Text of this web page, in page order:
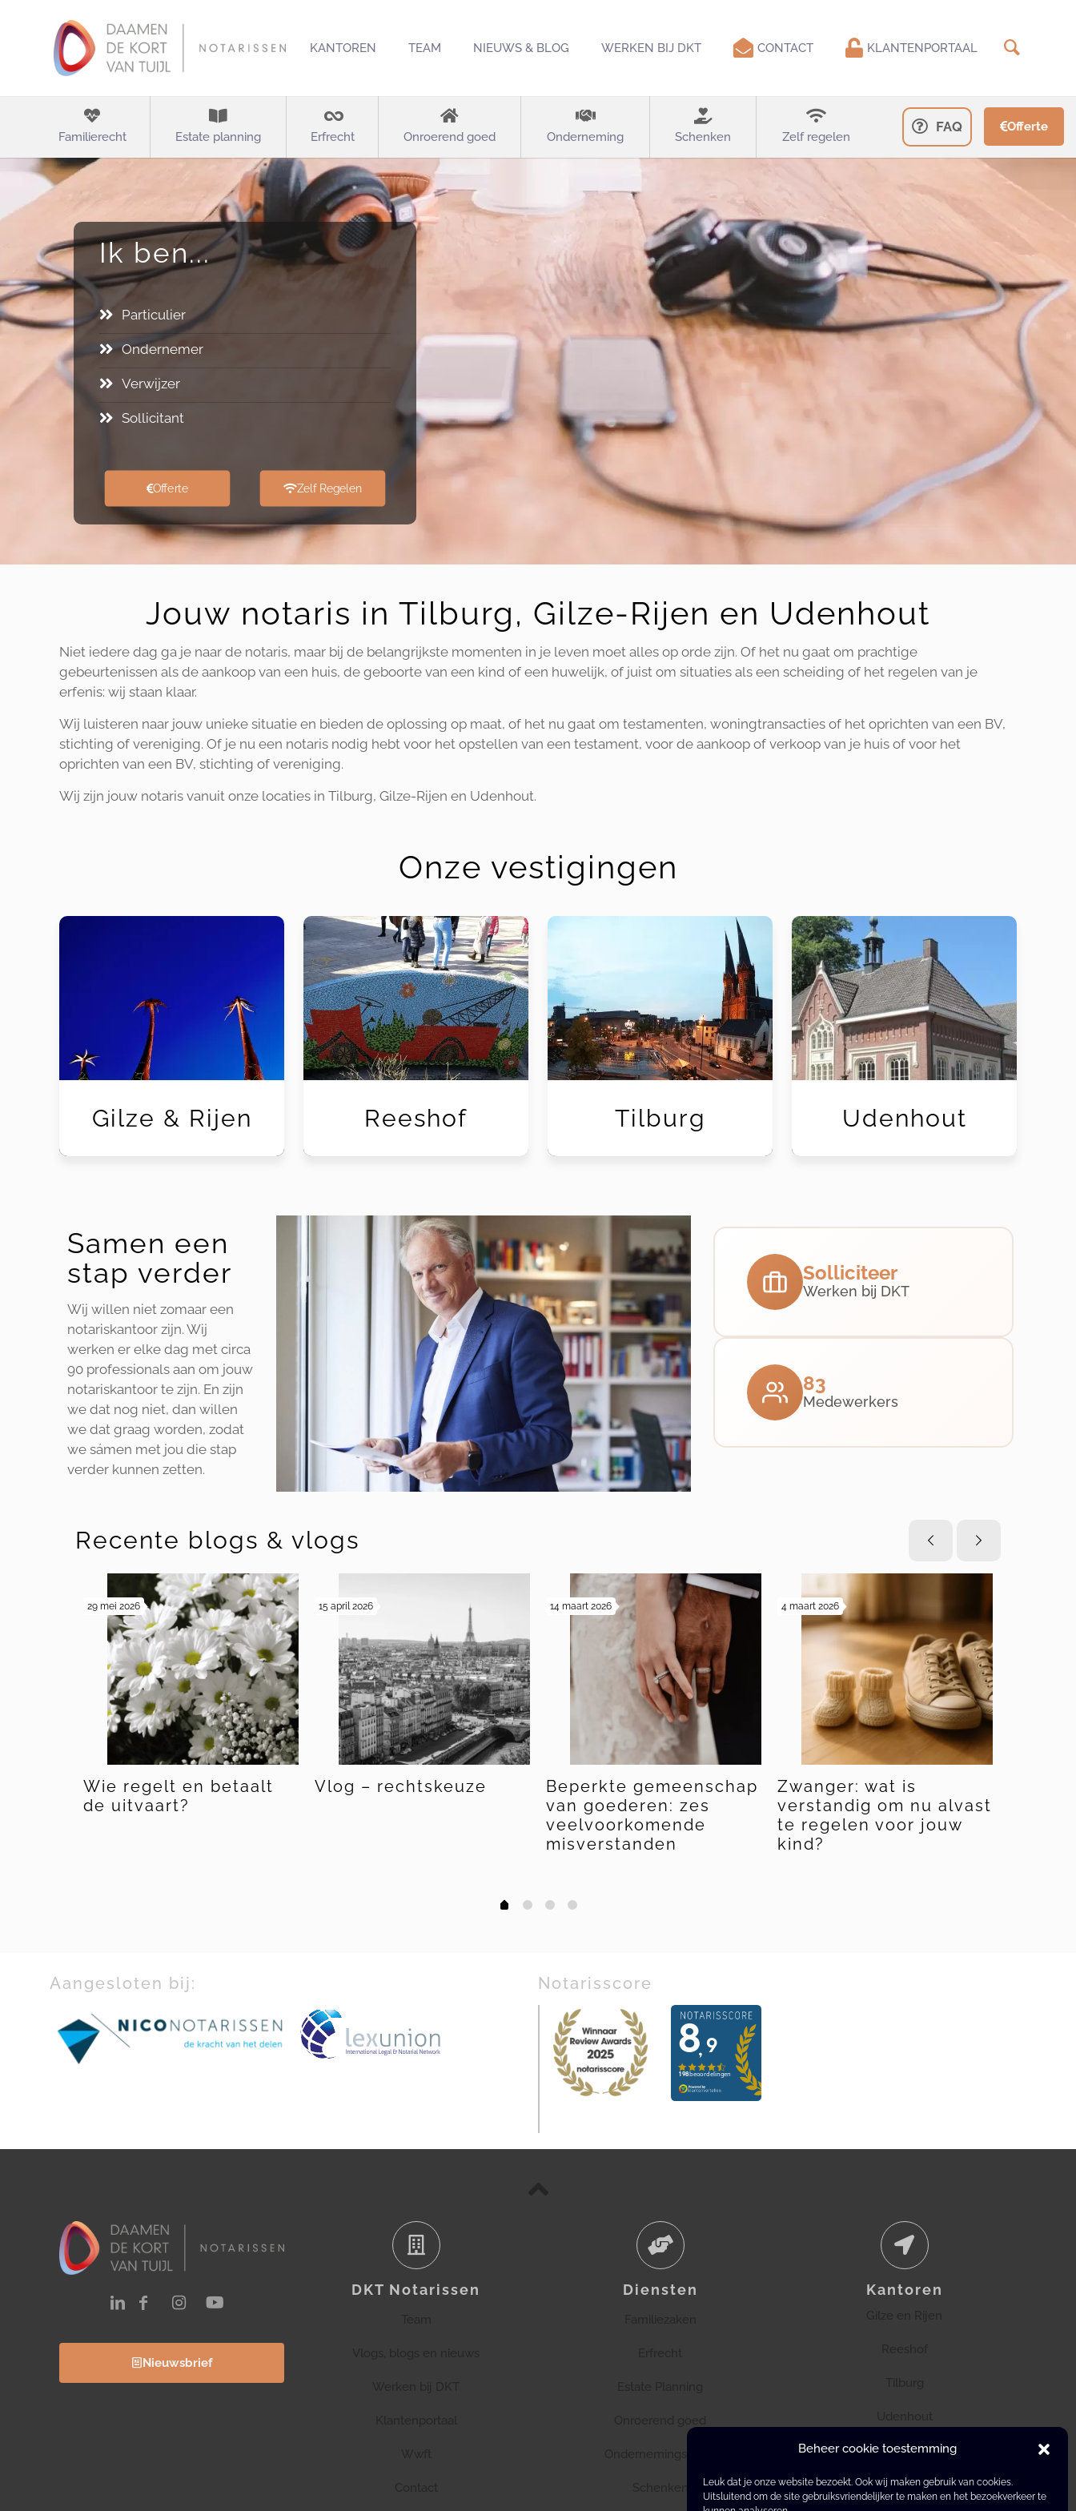
Beheer cookie toestemming
Leuk dat je onze website bezoekt. Ook wij maken gebruik van cookies.
Uitsluitend om de site gebruiksvriendelijker te maken en het bezoekverkeer te
KANTOREN TEAM NIEUWS & BLOG WERKEN BIJ DKT CONTACT KLANTENPORTAAL
Familierecht Estate planning Erfrecht Onroerend goed Onderneming Schenken Zelf regelen
FAQ Offerte
Ik ben...
Particulier
Ondernemer
Verwijzer
Sollicitant
Offerte Zelf Regelen
Jouw notaris in Tilburg, Gilze-Rijen en Udenhout
Niet iedere dag ga je naar de notaris, maar bij de belangrijkste momenten in je leven moet alles op orde zijn. Of het nu gaat om prachtige
gebeurtenissen als de aankoop van een huis, de geboorte van een kind of een huwelijk, of juist om situaties als een scheiding of het regelen van je
erfenis: wij staan klaar.
Wij luisteren naar jouw unieke situatie en bieden de oplossing op maat, of het nu gaat om testamenten, woningtransacties of het oprichten van een BV,
stichting of vereniging. Of je nu een notaris nodig hebt voor het opstellen van een testament, voor de aankoop of verkoop van je huis of voor het
oprichten van een BV, stichting of vereniging.
Wij zijn jouw notaris vanuit onze locaties in Tilburg, Gilze-Rijen en Udenhout.
Onze vestigingen
Gilze & Rijen Reeshof Tilburg Udenhout
Samen een
stap verder
Wij willen niet zomaar een
notariskantoor zijn. Wij
werken er elke dag met circa
90 professionals aan om jouw
notariskantoor te zijn. En zijn
we dat nog niet, dan willen
we dat graag worden, zodat
we sámen met jou die stap
verder kunnen zetten.
Solliciteer
Werken bij DKT
83
Medewerkers
Recente blogs & vlogs
29 mei 2026
Wie regelt en betaalt
de uitvaart?
15 april 2026
Vlog – rechtskeuze
14 maart 2026
Beperkte gemeenschap
van goederen: zes
veelvoorkomende
misverstanden
4 maart 2026
Zwanger: wat is
verstandig om nu alvast
te regelen voor jouw
kind?
0 1 2 3
Aangesloten bij: Notarisscore
Nieuwsbrief
DKT Notarissen Diensten Kantoren